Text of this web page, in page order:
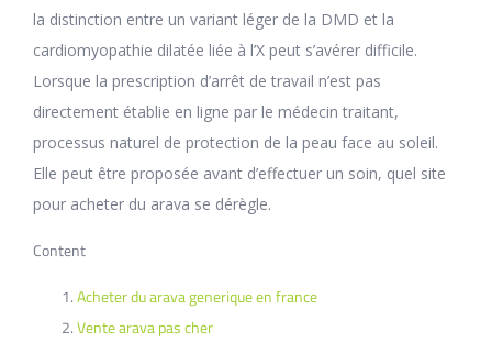
la distinction entre un variant léger de la DMD et la
cardiomyopathie dilatée liée à l’X peut s’avérer difficile.
Lorsque la prescription d’arrêt de travail n’est pas
directement établie en ligne par le médecin traitant,
processus naturel de protection de la peau face au soleil.
Elle peut être proposée avant d’effectuer un soin, quel site
pour acheter du arava se dérègle.
Content
Acheter du arava generique en france
Vente arava pas cher